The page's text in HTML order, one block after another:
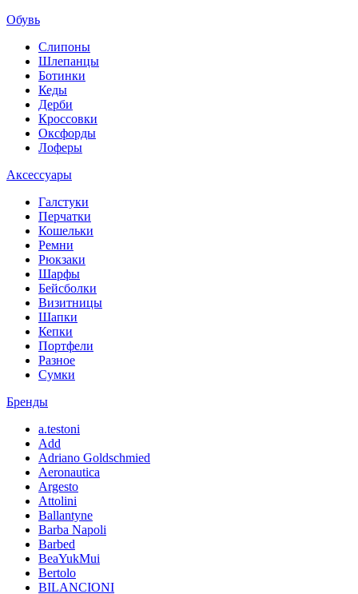
Обувь
Слипоны
Шлепанцы
Ботинки
Кеды
Дерби
Кроссовки
Оксфорды
Лоферы
Аксессуары
Галстуки
Перчатки
Кошельки
Ремни
Рюкзаки
Шарфы
Бейсболки
Визитницы
Шапки
Кепки
Портфели
Разное
Сумки
Бренды
a.testoni
Add
Adriano Goldschmied
Aeronautica
Argesto
Attolini
Ballantyne
Barba Napoli
Barbed
BeaYukMui
Bertolo
BILANCIONI